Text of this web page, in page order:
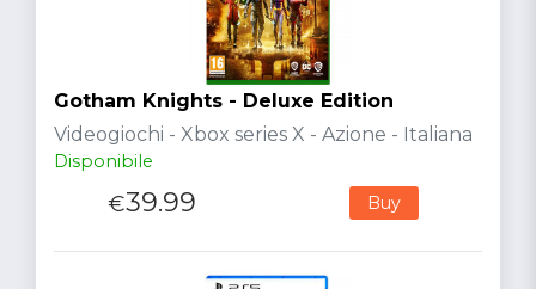
Gotham Knights - Deluxe Edition
Videogiochi - Xbox series X - Azione - Italiana
Disponibile
€39.99 Buy